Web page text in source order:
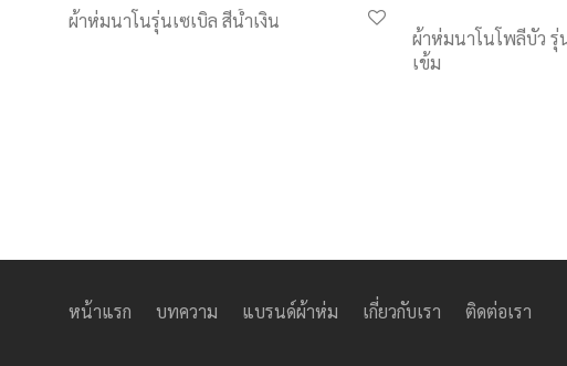
ผ้าห่มนาโนรุ่นเซเบิล สีน้ำเงิน
ผ้าห่มนาโนโพลีบัว รุ่
เข้ม
หน้าแรก บทความ แบรนด์ผ้าห่ม เกี่ยวกับเรา
ติดต่อเรา